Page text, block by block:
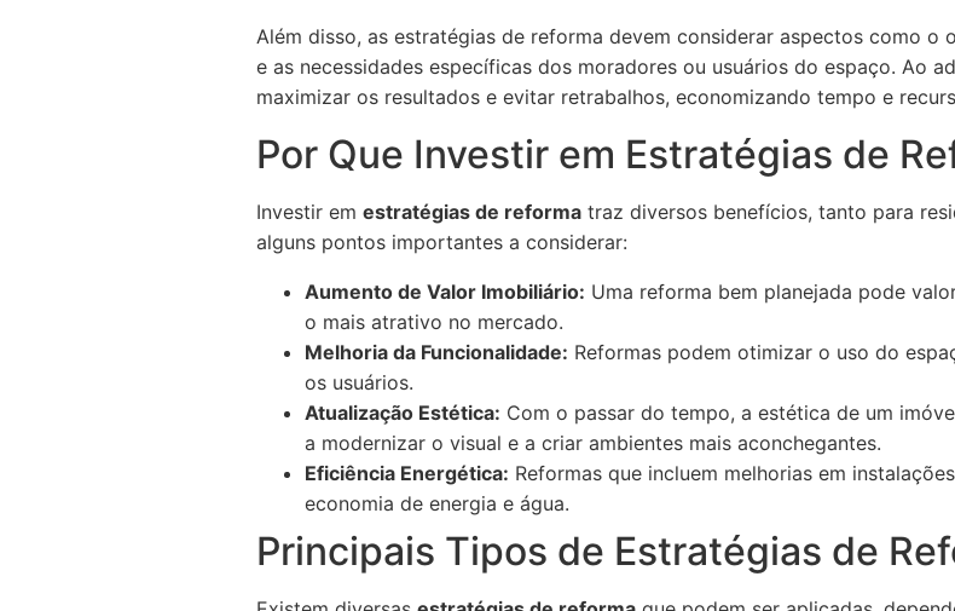
Além disso, as estratégias de reforma devem considerar aspectos como o
e as necessidades específicas dos moradores ou usuários do espaço. Ao
maximizar os resultados e evitar retrabalhos, economizando tempo e
Por Que Investir em Estratégias de
Investir em estratégias de reforma traz diversos benefícios, tanto para
alguns pontos importantes a considerar:
Aumento de Valor Imobiliário: Uma reforma bem planejada pode
o mais atrativo no mercado.
Melhoria da Funcionalidade: Reformas podem otimizar o uso do
os usuários.
Atualização Estética: Com o passar do tempo, a estética de um
a modernizar o visual e a criar ambientes mais aconchegantes.
Eficiência Energética: Reformas que incluem melhorias em
economia de energia e água.
Principais Tipos de Estratégias de